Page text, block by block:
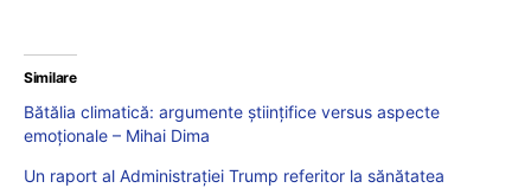
Similare
Bătălia climatică: argumente științifice versus aspecte
emoționale – Mihai Dima
Un raport al Administrației Trump referitor la sănătatea